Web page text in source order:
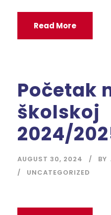
Read More
Početak
školskoj
2024/
AUGUST 30, 2024 BY
UNCATEGORIZED